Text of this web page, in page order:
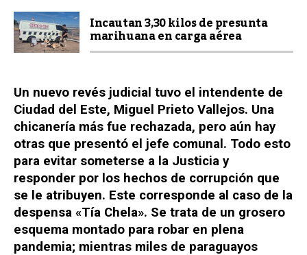
Incautan 3,30 kilos de presunta
marihuana en carga aérea
Un nuevo revés judicial tuvo el intendente de
Ciudad del Este, Miguel Prieto Vallejos. Una
chicanería más fue rechazada, pero aún hay
otras que presentó el jefe comunal. Todo esto
para evitar someterse a la Justicia y
responder por los hechos de corrupción que
se le atribuyen. Este corresponde al caso de la
despensa «Tía Chela». Se trata de un grosero
esquema montado para robar en plena
pandemia; mientras miles de paraguayos